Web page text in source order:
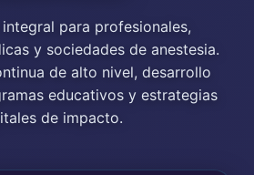
para profesionales,
y sociedades de anestesia.
de alto nivel, desarrollo
educativos y estrategias
de impacto.